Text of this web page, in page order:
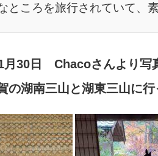
ところを旅行されていて、
月30日 Chacoさんより写
の湖南三山と湖東三山に行